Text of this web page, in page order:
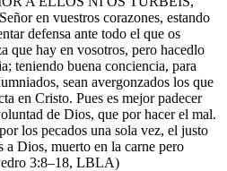
en vuestros corazones, estando
defensa ante todo el que os
que hay en vosotros, pero hacedlo
teniendo buena conciencia, para
sean avergonzados los que
en Cristo. Pues es mejor padecer
de Dios, que por hacer el mal.
los pecados una sola vez, el justo
a Dios, muerto en la carne pero
3:8–18, LBLA)